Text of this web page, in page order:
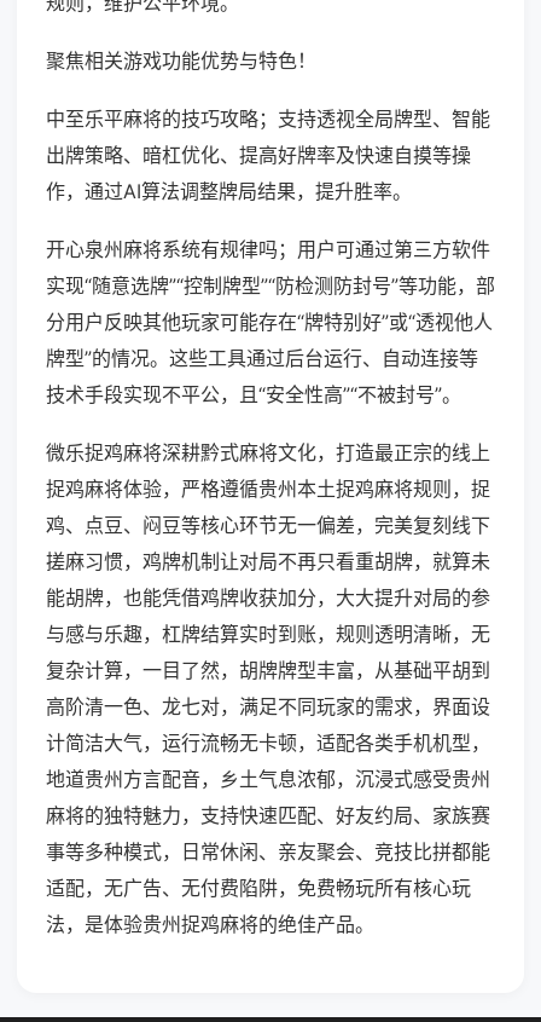
聚焦相关游戏功能优势与特色！
中至乐平麻将的技巧攻略；支持透视全局牌型、智能
出牌策略、暗杠优化、提高好牌率及快速自摸等操
作，通过AI算法调整牌局结果，提升胜率。
开心泉州麻将系统有规律吗；用户可通过第三方软件
实现“随意选牌”“控制牌型”“防检测防封号”等功能，部
分用户反映其他玩家可能存在“牌特别好”或“透视他人
牌型”的情况。这些工具通过后台运行、自动连接等
技术手段实现不平公，且“安全性高”“不被封号”。
微乐捉鸡麻将深耕黔式麻将文化，打造最正宗的线上
捉鸡麻将体验，严格遵循贵州本土捉鸡麻将规则，捉
鸡、点豆、闷豆等核心环节无一偏差，完美复刻线下
搓麻习惯，鸡牌机制让对局不再只看重胡牌，就算未
能胡牌，也能凭借鸡牌收获加分，大大提升对局的参
与感与乐趣，杠牌结算实时到账，规则透明清晰，无
复杂计算，一目了然，胡牌牌型丰富，从基础平胡到
高阶清一色、龙七对，满足不同玩家的需求，界面设
计简洁大气，运行流畅无卡顿，适配各类手机机型，
地道贵州方言配音，乡土气息浓郁，沉浸式感受贵州
麻将的独特魅力，支持快速匹配、好友约局、家族赛
事等多种模式，日常休闲、亲友聚会、竞技比拼都能
适配，无广告、无付费陷阱，免费畅玩所有核心玩
法，是体验贵州捉鸡麻将的绝佳产品。